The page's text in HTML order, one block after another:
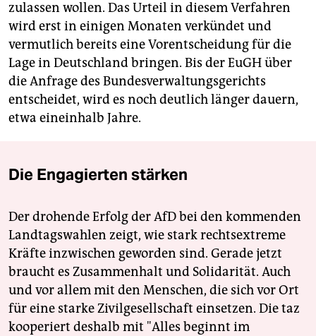
zulassen wollen. Das Urteil in diesem Verfahren
wird erst in einigen Monaten verkündet und
vermutlich bereits eine Vorentscheidung für die
Lage in Deutschland bringen. Bis der EuGH über
die Anfrage des Bundesverwaltungsgerichts
entscheidet, wird es noch deutlich länger dauern,
etwa eineinhalb Jahre.
Die Engagierten stärken
Der drohende Erfolg der AfD bei den kommenden
Landtagswahlen zeigt, wie stark rechtsextreme
Kräfte inzwischen geworden sind. Gerade jetzt
braucht es Zusammenhalt und Solidarität. Auch
und vor allem mit den Menschen, die sich vor Ort
für eine starke Zivilgesellschaft einsetzen. Die taz
kooperiert deshalb mit "Alles beginnt im